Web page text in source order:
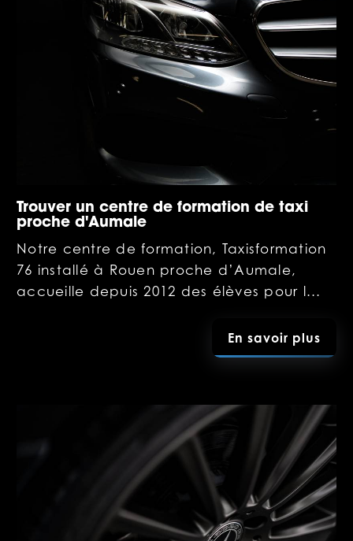
Trouver un centre de formation de taxi
proche d'Aumale
Notre centre de formation, Taxisformation
76 installé à Rouen proche d’Aumale,
accueille depuis 2012 des élèves pour l...
En savoir plus